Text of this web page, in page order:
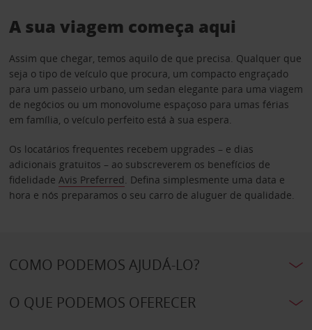
A sua viagem começa aqui
Assim que chegar, temos aquilo de que precisa. Qualquer que
seja o tipo de veículo que procura, um compacto engraçado
para um passeio urbano, um sedan elegante para uma viagem
de negócios ou um monovolume espaçoso para umas férias
em família, o veículo perfeito está à sua espera.
Os locatários frequentes recebem upgrades – e dias
adicionais gratuitos – ao subscreverem os benefícios de
fidelidade Avis Preferred. Defina simplesmente uma data e
hora e nós preparamos o seu carro de aluguer de qualidade.
COMO PODEMOS AJUDÁ-LO?
O QUE PODEMOS OFERECER